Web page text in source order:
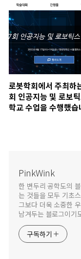
로봇학회에서 주최하
회 인공지능 및 로보
학교 수업을 수행했습
PinkWink
한 변두리 공학도의
는 것들을 모두 기초
그보다 더욱 소중한
남겨두는 블로그이기
구독하기